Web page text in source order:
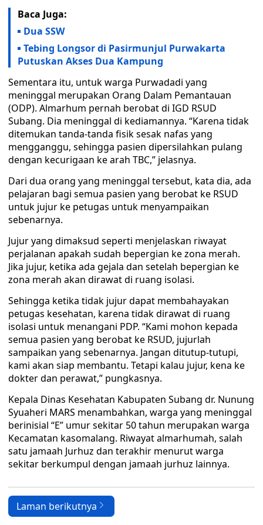
Baca Juga:
Dua SSW
Tebing Longsor di Pasirmunjul Purwakarta
Putuskan Akses Dua Kampung
Sementara itu, untuk warga Purwadadi yang
meninggal merupakan Orang Dalam Pemantauan
(ODP). Almarhum pernah berobat di IGD RSUD
Subang. Dia meninggal di kediamannya. “Karena tidak
ditemukan tanda-tanda fisik sesak nafas yang
mengganggu, sehingga pasien dipersilahkan pulang
dengan kecurigaan ke arah TBC,” jelasnya.
Dari dua orang yang meninggal tersebut, kata dia, ada
pelajaran bagi semua pasien yang berobat ke RSUD
untuk jujur ke petugas untuk menyampaikan
sebenarnya.
Jujur yang dimaksud seperti menjelaskan riwayat
perjalanan apakah sudah bepergian ke zona merah.
Jika jujur, ketika ada gejala dan setelah bepergian ke
zona merah akan dirawat di ruang isolasi.
Sehingga ketika tidak jujur dapat membahayakan
petugas kesehatan, karena tidak dirawat di ruang
isolasi untuk menangani PDP. “Kami mohon kepada
semua pasien yang berobat ke RSUD, jujurlah
sampaikan yang sebenarnya. Jangan ditutup-tutupi,
kami akan siap membantu. Tetapi kalau jujur, kena ke
dokter dan perawat,” pungkasnya.
Kepala Dinas Kesehatan Kabupaten Subang dr. Nunung
Syuaheri MARS menambahkan, warga yang meninggal
berinisial “E” umur sekitar 50 tahun merupakan warga
Kecamatan kasomalang. Riwayat almarhumah, salah
satu jamaah Jurhuz dan terakhir menurut warga
sekitar berkumpul dengan jamaah jurhuz lainnya.
Laman berikutnya